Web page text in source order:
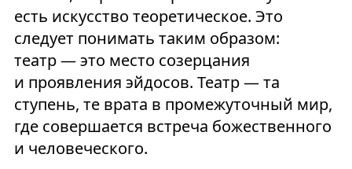
есть искусство теоретическое. Это
следует понимать таким образом:
театр — это место созерцания
и проявления эйдосов. Театр — та
ступень, те врата в промежуточный мир,
где совершается встреча божественного
и человеческого.